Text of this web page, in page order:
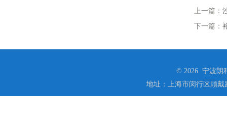
上一篇：
下一篇：
© 2026 宁波朗
地址：上海市闵行区顾